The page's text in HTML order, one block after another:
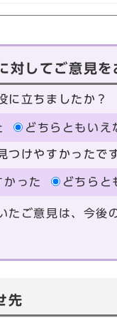
対してご意見を
に立ちましたか？
どちらともいえ
つけやすかったで
かった どちらと
たご意見は、今後
先